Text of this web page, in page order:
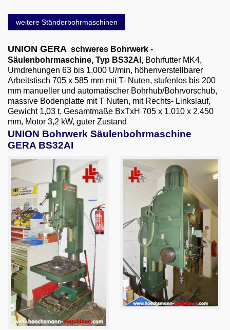
Wir über uns
06103-9744-0
Email
English
weitere Ständerbohrmaschinen
UNION GERA schweres Bohrwerk -
Säulenbohrmaschine, Typ BS32AI, Bohrfutter MK4,
Umdrehungen 63 bis 1.000 U/min, höhenverstellbarer
Arbeitstisch 705 x 585 mm mit T- Nuten, stufenlos bis 200
mm manueller und automatischer Bohrhub/Bohrvorschub,
massive Bodenplatte mit T Nuten, mit Rechts- Linkslauf,
Gewicht 1,03 t, Gesamtmaße BxTxH 705 x 1.010 x 2.450
mm, Motor 3,2 kW, guter Zustand
UNION Bohrwerk Säulenbohrmaschine
GERA BS32AI